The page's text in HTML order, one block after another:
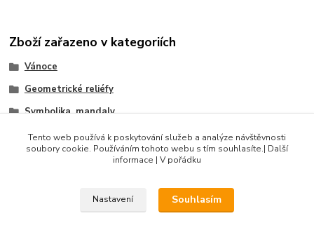
Zboží zařazeno v kategoriích
Vánoce
Geometrické reliéfy
Symbolika, mandaly
Sady razidel
Produkty do 500 Kč
Tento web používá k poskytování služeb a analýze návštěvnosti
soubory cookie. Používáním tohoto webu s tím souhlasíte.| Další
informace | V pořádku
Nastavení Souhlasím